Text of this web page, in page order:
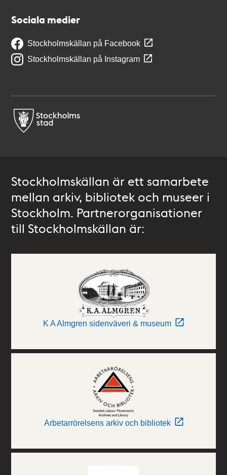
Sociala medier
Stockholmskällan på Facebook
Stockholmskällan på Instagram
Stockholmskällan är ett samarbete
mellan arkiv, bibliotek och museer i
Stockholm. Partnerorganisationer
till Stockholmskällan är:
K A Almgren sidenväveri & museum
Arbetarrörelsens arkiv och bibliotek